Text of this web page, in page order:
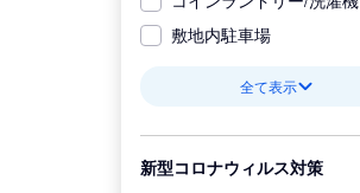
敷地内駐車場
全て表示
新型コロナウィルス対策